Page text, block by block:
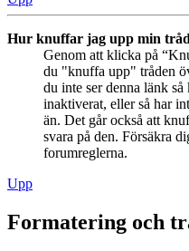
Hur knuffar jag upp min
Genom att klicka på
du "knuffa upp" tråden
du inte ser denna länk
inaktiverat, eller så har
än. Det går också att
svara på den. Försäkra
forumreglerna.
Upp
Formatering och